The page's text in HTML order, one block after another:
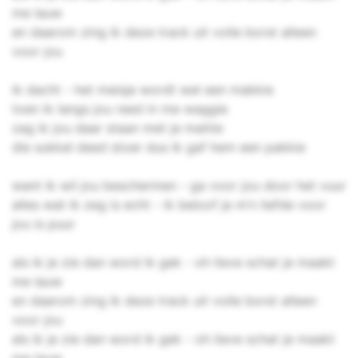
me lauw
en daarom zing ik deze track uit volle borst alleen
voor jou
ik dacht - het meisje wordt wel een makkie
toen ik langs jou reed in me waggie
zag ik jou daar staan met je mattie
die sukkel deed stoer dus ik gaf hem een pakkie
want ik wil jou beschermen - ga voor jou door het vuur
alles wat ik zeg is echt - ik beloof je m’n liefde voor
jou is puur
als ik je zie dan word ik gek - oh lieve schat je maakt
me lauw
en daarom zing ik deze track uit volle borst alleen
voor jou
als ik je zie dan word ik gek - oh lieve schat je maakt